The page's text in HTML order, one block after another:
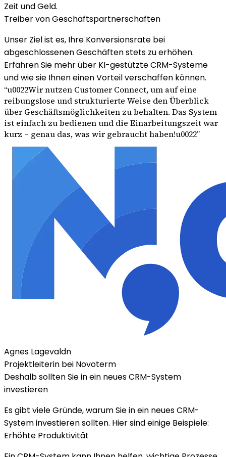
Zeit und Geld.
Treiber von Geschäftspartnerschaften
Unser Ziel ist es, Ihre Konversionsrate bei
abgeschlossenen Geschäften stets zu erhöhen.
Erfahren Sie mehr über KI-gestützte CRM-Systeme
und wie sie Ihnen einen Vorteil verschaffen können.
“u0022Wir nutzen Customer Connect, um auf eine
reibungslose und strukturierte Weise den Überblick
über Geschäftsmöglichkeiten zu behalten. Das System
ist einfach zu bedienen und die Einarbeitungszeit war
kurz – genau das, was wir gebraucht haben!u0022”
Agnes Lagevaldn
Projektleiterin bei Novoterm
Deshalb sollten Sie in ein neues CRM-System
investieren
Es gibt viele Gründe, warum Sie in ein neues CRM-
System investieren sollten. Hier sind einige Beispiele:
Erhöhte Produktivität